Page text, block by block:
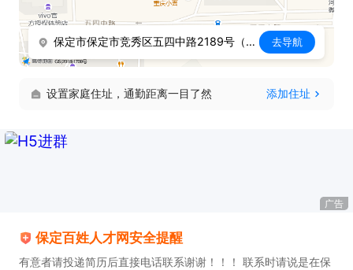
保定市保定市竞秀区五四中路2189号（万博北门对面） 去导航
设置家庭住址，通勤距离一目了然 添加住址
广告
保定百姓人才网安全提醒
有意者请投递简历后直接电话联系谢谢！！！ 联系时请说是在保